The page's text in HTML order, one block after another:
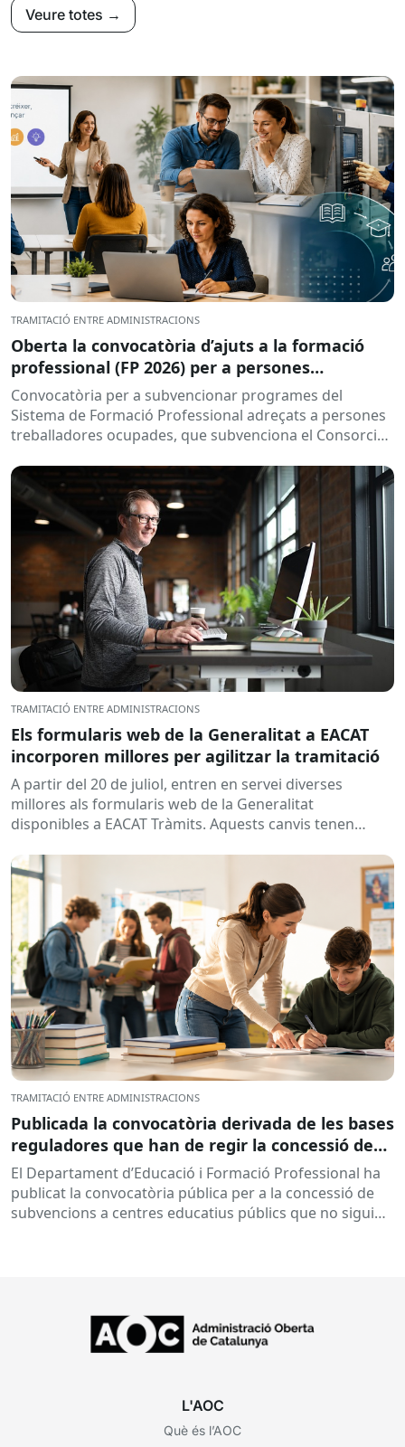
Veure totes →
TRAMITACIÓ ENTRE ADMINISTRACIONS
Oberta la convocatòria d’ajuts a la formació
professional (FP 2026) per a persones
treballadores ocupades
Convocatòria per a subvencionar programes del
Sistema de Formació Professional adreçats a persones
treballadores ocupades, que subvenciona el Consorci
TRAMITACIÓ ENTRE ADMINISTRACIONS
Els formularis web de la Generalitat a EACAT
incorporen millores per agilitzar la tramitació
A partir del 20 de juliol, entren en servei diverses
millores als formularis web de la Generalitat
disponibles a EACAT Tràmits. Aquests canvis tenen
TRAMITACIÓ ENTRE ADMINISTRACIONS
Publicada la convocatòria derivada de les bases
reguladores que han de regir la concessió de
subvencions a centres educatius, per al
desenvolupament de programes de formació i
inserció, durant el curs 2026-2027
El Departament d’Educació i Formació Professional ha
publicat la convocatòria pública per a la concessió de
subvencions a centres educatius públics que no siguin
L'AOC
Què és l’AOC